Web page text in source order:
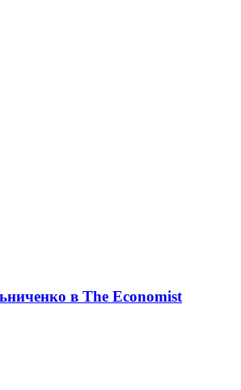
в The Economist